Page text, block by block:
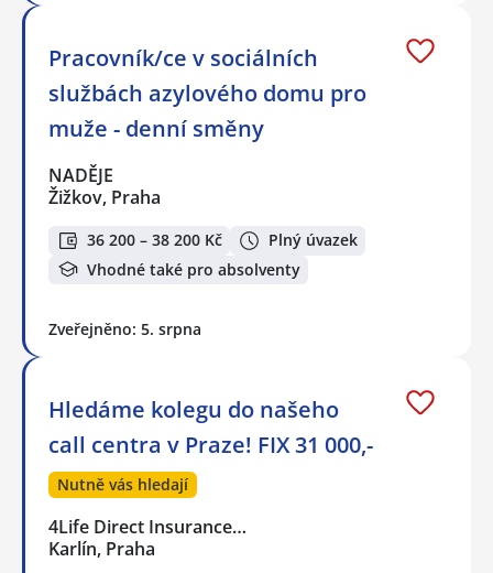
Pracovník/ce v sociálních
službách azylového domu pro
muže - denní směny
NADĚJE
Žižkov, Praha
36 200 – 38 200 Kč
Plný úvazek
Vhodné také pro absolventy
Zveřejněno: 5. srpna
Hledáme kolegu do našeho
call centra v Praze! FIX 31 000,-
Nutně vás hledají
4Life Direct Insurance…
Karlín, Praha